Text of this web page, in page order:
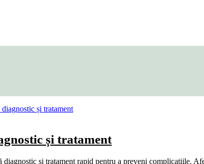
și tratament
și tratament rapid pentru a preveni complicațiile.